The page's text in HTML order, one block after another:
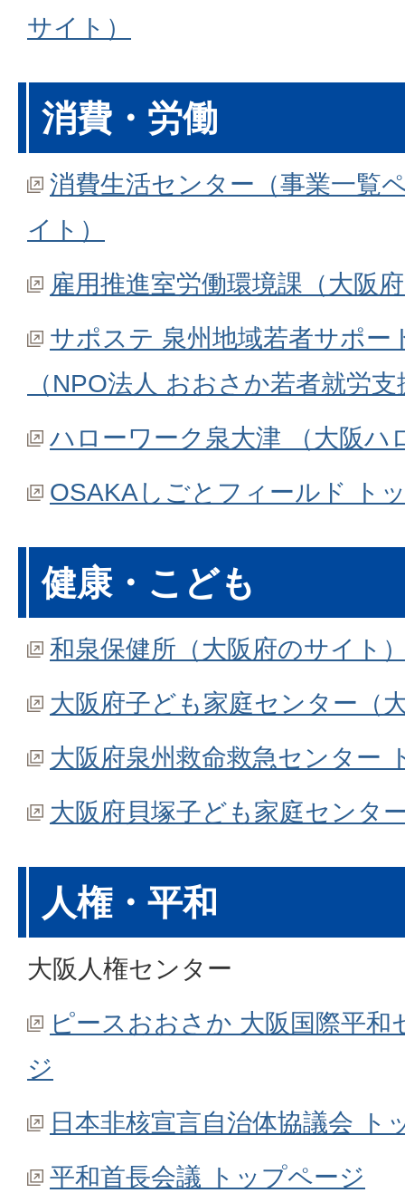
サイト）
消費・労働
消費生活センター（事業一覧
イト）
雇用推進室労働環境課（大阪
サポステ 泉州地域若者サポー
（NPO法人 おおさか若者就労
ハローワーク泉大津 （大阪ハ
OSAKAしごとフィールド ト
健康・こども
和泉保健所（大阪府のサイト
大阪府子ども家庭センター（
大阪府泉州救命救急センター
大阪府貝塚子ども家庭センタ
人権・平和
大阪人権センター
ピースおおさか 大阪国際平
ジ
日本非核宣言自治体協議会 ト
平和首長会議 トップページ